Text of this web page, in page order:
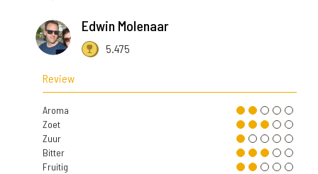
Edwin Molenaar
5.475
Review
Aroma
Zoet
Zuur
Bitter
Fruitig